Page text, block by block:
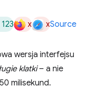
123 x xSource
wersja interfejsu
klatki– a nie
milisekund.